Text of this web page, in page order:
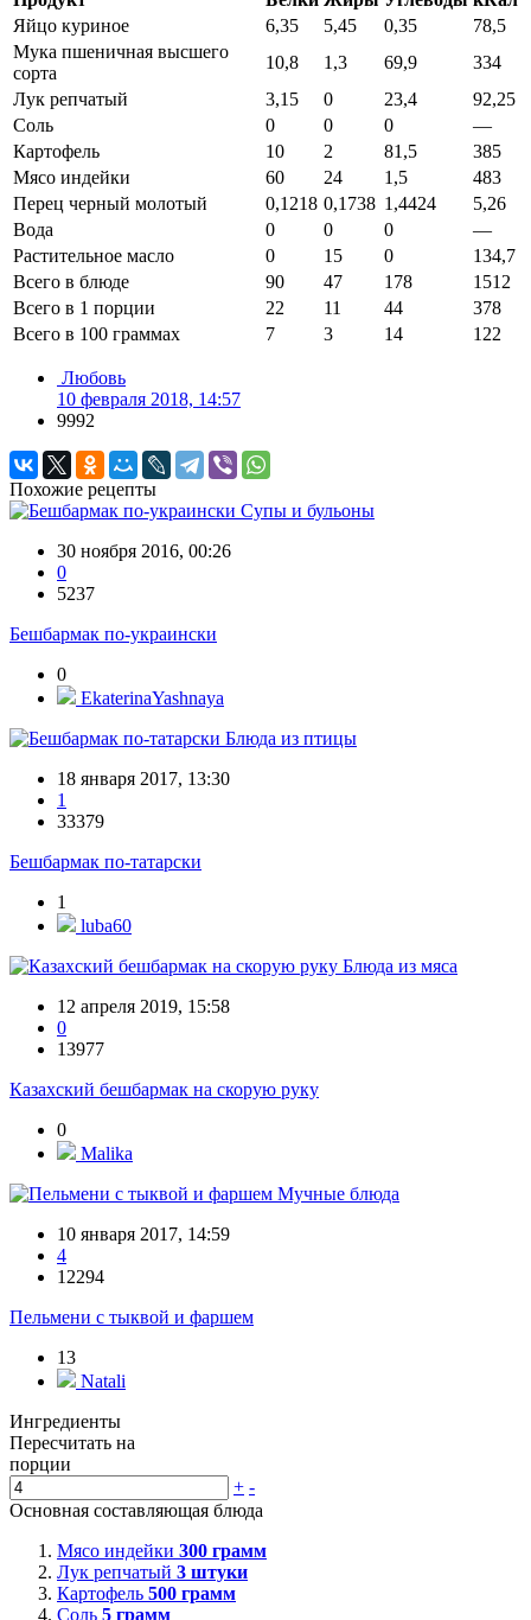
Яйцо куриное
6,35 5,45 0,35
78,5
Мука пшеничная высшего
сорта
10,8 1,3 69,9
334
Лук репчатый
3,15 0 23,4
92,25
Соль
0 0 0
—
Картофель
10 2 81,5
385
Мясо индейки
60 24 1,5
483
Перец черный молотый
0,1218 0,1738 1,4424
5,26
Вода
0 0 0
—
Растительное масло
0 15 0
134,7
Всего в блюде
90 47 178
1512
Всего в 1 порции
22 11 44
378
Всего в 100 граммах
7 3 14 122
Любовь
10 февраля 2018, 14:57
9992
Похожие рецепты
Супы и бульоны
30 ноября 2016, 00:26
0
5237
Бешбармак по-украински
0
EkaterinaYashnaya
Блюда из птицы
18 января 2017, 13:30
1
33379
Бешбармак по-татарски
1
luba60
Блюда из мяса
12 апреля 2019, 15:58
0
13977
Казахский бешбармак на скорую руку
0
Malika
Мучные блюда
10 января 2017, 14:59
4
12294
Пельмени с тыквой и фаршем
13
Natali
Ингредиенты
Пересчитать на
порции
+ -
Основная составляющая блюда
Мясо индейки 300 грамм
Лук репчатый 3 штуки
Картофель 500 грамм
Соль 5 грамм